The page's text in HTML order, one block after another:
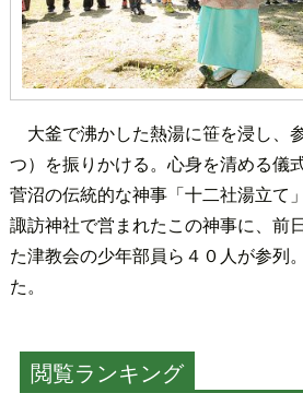
大釜で沸かした熱湯に笹を浸し、
つ）を振りかける。心身を清める儀
菅沼の伝統的な神事「十二社湯立て
諏訪神社で営まれたこの神事に、前
た津教会の少年部員ら４０人が参列
た。
閲覧ランキング